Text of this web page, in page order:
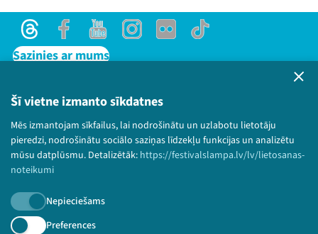
Šī vietne izmanto sīkdatnes
Mēs izmantojam sīkfailus, lai nodrošinātu un uzlabotu lietotāju
pieredzi, nodrošinātu sociālo saziņas līdzekļu funkcijas un analizētu
mūsu datplūsmu. Detalizētāk: https://festivalslampa.lv/lv/lietosanas-
noteikumi
Nepieciešams
Preferences
ThreadsFacebookYoutubeInstagram
Flick TikTok
Sazinies ar mums
Lietošanas noteikumi un sīkdatņu politika
Bērnu aizsardzības politika
© 2026 Sarunu festivāls LAMPA Visas tiesības
paturētas.
Piesakies jaunumiem!